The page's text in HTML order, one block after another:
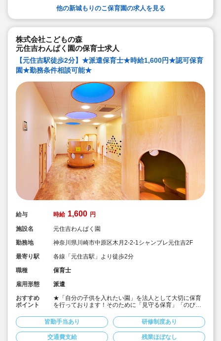
ったサポートに定評があります
他の新城もりのこ保育園の求人を見る
株式会社こどもの森
元住吉わんぱく園の保育士求人
【元住吉駅徒歩2分】★派遣保育士★時給1,600円★認可保育
園★勤務条件相談可能★
給与 時給 1,600 円
施設名
元住吉わんぱく園
勤務地
神奈川県川崎市中原区木月2-2-1シャンブレ元住吉2F
最寄り駅
各線「元住吉駅」より徒歩2分
職種
保育士
雇用形態
派遣
おすすめ
ポイント
★「自分の子供を入れたい園」を法人として大切に保育
を行っております！そのために「見守る保育」「のびの
す♪
★保育士専任のコンサルタントがあなたの派遣就業を安
心サポートいたします
★元住吉駅より徒歩2分・定員60名の認可保育園！
皆勤手当あり 研修制度あり
交通費支給 残業ほぼなし